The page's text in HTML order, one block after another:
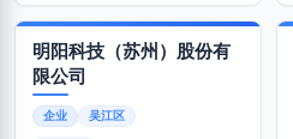
明阳科技（苏州）股份有
限公司
企业 吴江区